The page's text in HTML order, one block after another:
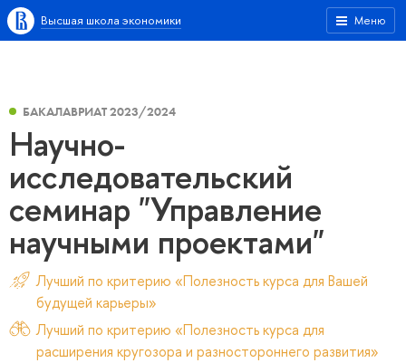
Меню
Высшая школа экономики
БАКАЛАВРИАТ 2023/2024
Научно-
исследовательский
семинар "Управление
научными проектами"
Лучший по критерию «Полезность курса для Вашей
будущей карьеры»
Лучший по критерию «Полезность курса для
расширения кругозора и разностороннего развития»